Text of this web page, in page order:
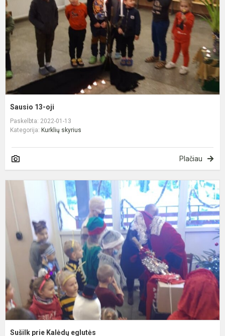
Sausio 13-oji
Paskelbta: 2022-01-13
Kategorija: Kurklių skyrius
Plačiau
Sušilk prie Kalėdų eglutės